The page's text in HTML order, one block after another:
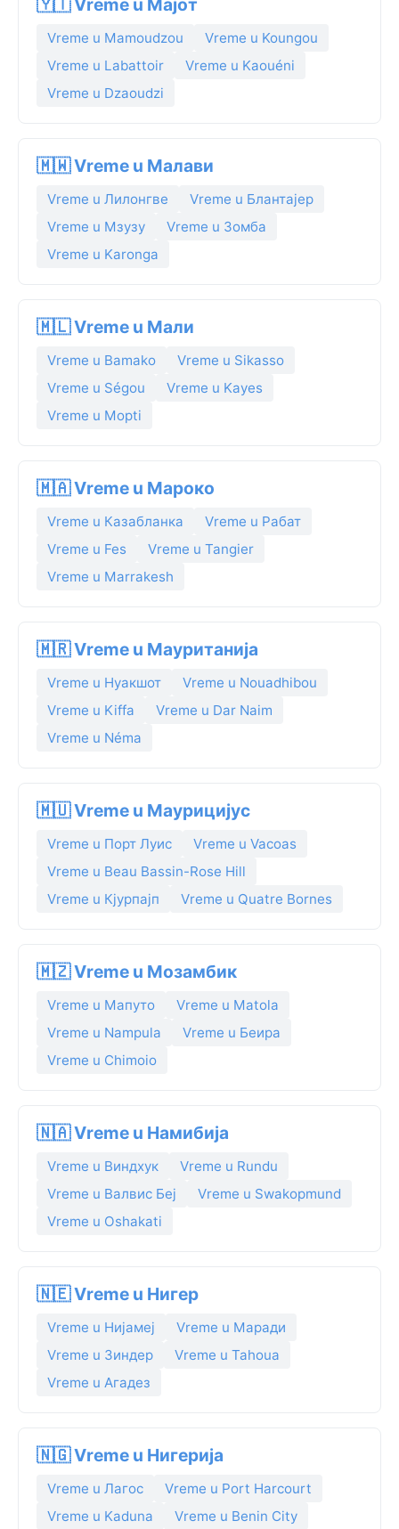
🇾🇹 Vreme u Мајот
Vreme u Mamoudzou
Vreme u Koungou
Vreme u Labattoir
Vreme u Kaouéni
Vreme u Dzaoudzi
🇲🇼 Vreme u Малави
Vreme u Лилонгве
Vreme u Блантајер
Vreme u Мзузу
Vreme u Зомба
Vreme u Karonga
🇲🇱 Vreme u Мали
Vreme u Bamako
Vreme u Sikasso
Vreme u Ségou
Vreme u Kayes
Vreme u Mopti
🇲🇦 Vreme u Мароко
Vreme u Казабланка
Vreme u Рабат
Vreme u Fes
Vreme u Tangier
Vreme u Marrakesh
🇲🇷 Vreme u Мауританија
Vreme u Нуакшот
Vreme u Nouadhibou
Vreme u Kiffa
Vreme u Dar Naim
Vreme u Néma
🇲🇺 Vreme u Маурицијус
Vreme u Порт Луис
Vreme u Vacoas
Vreme u Beau Bassin-Rose Hill
Vreme u Кјурпајп
Vreme u Quatre Bornes
🇲🇿 Vreme u Мозамбик
Vreme u Мапуто
Vreme u Matola
Vreme u Nampula
Vreme u Беира
Vreme u Chimoio
🇳🇦 Vreme u Намибија
Vreme u Виндхук
Vreme u Rundu
Vreme u Валвис Беј
Vreme u Swakopmund
Vreme u Oshakati
🇳🇪 Vreme u Нигер
Vreme u Нијамеј
Vreme u Маради
Vreme u Зиндер
Vreme u Tahoua
Vreme u Агадез
🇳🇬 Vreme u Нигерија
Vreme u Лагос
Vreme u Port Harcourt
Vreme u Kaduna
Vreme u Benin City